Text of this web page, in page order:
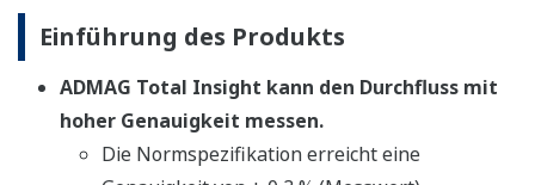
Einführung des Produkts
ADMAG Total Insight kann den Durchfluss mit
hoher Genauigkeit messen.
Die Normspezifikation erreicht eine